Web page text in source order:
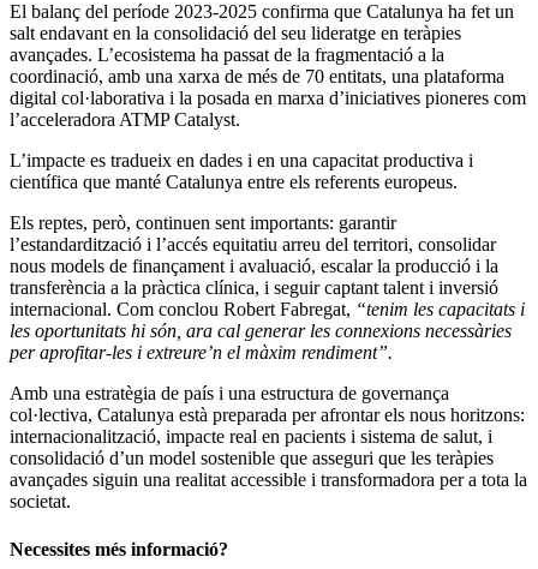
El balanç del període 2023-2025 confirma que Catalunya ha fet un
salt endavant en la consolidació del seu lideratge en teràpies
avançades. L’ecosistema ha passat de la fragmentació a la
coordinació, amb una xarxa de més de 70 entitats, una plataforma
digital col·laborativa i la posada en marxa d’iniciatives pioneres com
l’acceleradora ATMP Catalyst.
L’impacte es tradueix en dades i en una capacitat productiva i
científica que manté Catalunya entre els referents europeus.
Els reptes, però, continuen sent importants: garantir
l’estandardització i l’accés equitatiu arreu del territori, consolidar
nous models de finançament i avaluació, escalar la producció i la
transferència a la pràctica clínica, i seguir captant talent i inversió
internacional. Com conclou Robert Fabregat, “tenim les capacitats i
les oportunitats hi són, ara cal generar les connexions necessàries
per aprofitar-les i extreure’n el màxim rendiment”.
Amb una estratègia de país i una estructura de governança
col·lectiva, Catalunya està preparada per afrontar els nous horitzons:
internacionalització, impacte real en pacients i sistema de salut, i
consolidació d’un model sostenible que asseguri que les teràpies
avançades siguin una realitat accessible i transformadora per a tota la
societat.
Necessites més informació?